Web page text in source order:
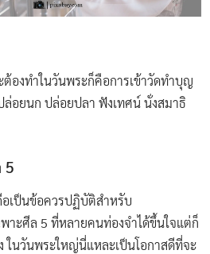
องทำในวันพระก็คือการเข้าวัดทำบุญ
อยนก ปล่อยปลา ฟังเทศน์ นั่งสมาธิ
5
เป็นข้อควรปฏิบัติสำหรับ
าะศีล 5 ที่หลายคนท่องจำได้ขึ้นใจแต่ก็
ในวันพระใหญ่นี่แหละเป็นโอกาสดีที่จะ